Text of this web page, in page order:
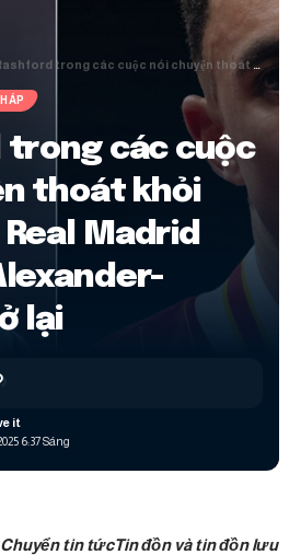
trong các cuộc nói chuyện thoát khỏi Man Utd; Real Madrid đau khổ Alexander-Arnold trở lại
trong các cuộc
thoát khỏi
Madrid
lại
6:37 Sáng
Chuyển tin tứcTin đồn và tin đồn lưu